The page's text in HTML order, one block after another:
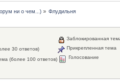
ни о чем...) » Флудильня
30 ответов)
(более 100 ответов)
Заблокированная
Прикрепленная тема
Голосование